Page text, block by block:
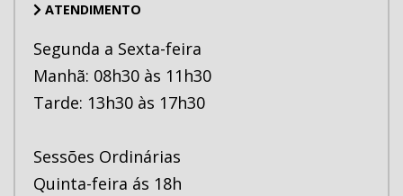
ATENDIMENTO
Segunda a Sexta-feira
Manhã: 08h30 às 11h30
Tarde: 13h30 às 17h30
Sessões Ordinárias
Quinta-feira ás 18h